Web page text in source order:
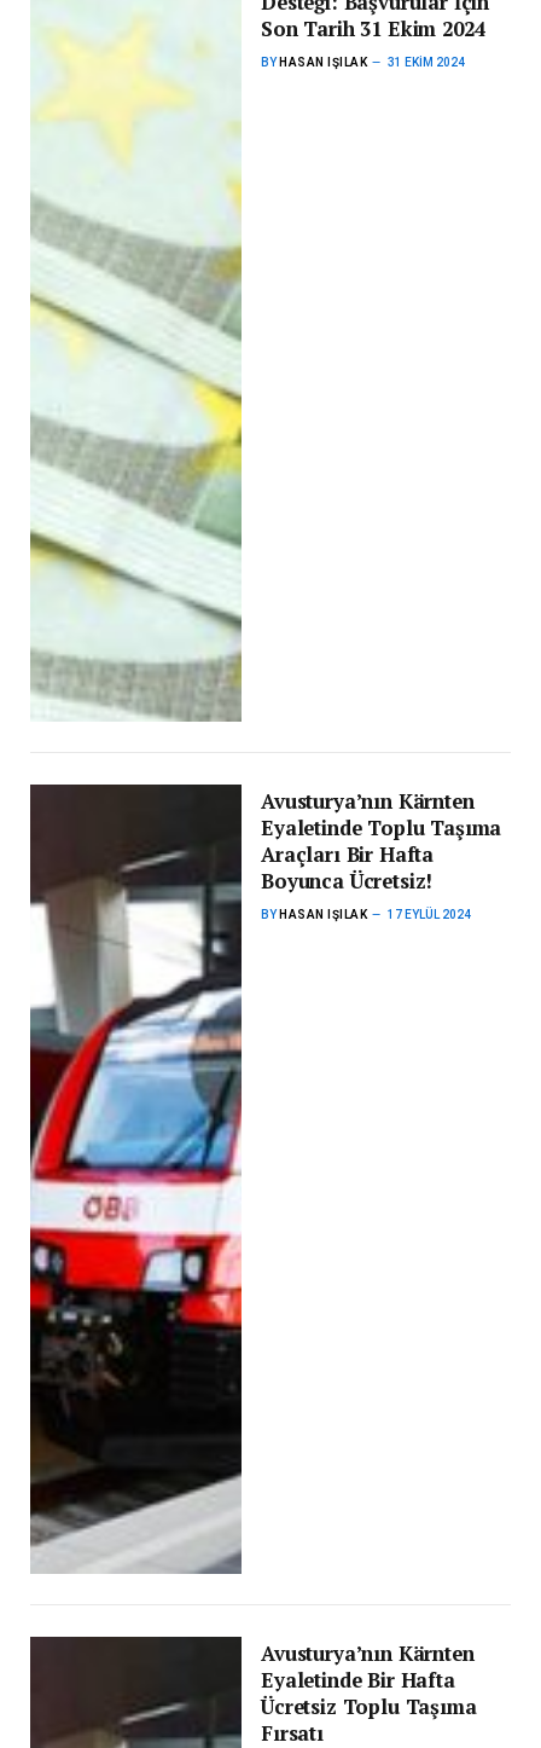
Son Tarih 31 Ekim 2024
BY HASAN IŞILAK 31 EKIM 2024
Avusturya’nın Kärnten
Eyaletinde Toplu Taşıma
Araçları Bir Hafta
Boyunca Ücretsiz!
BY HASAN IŞILAK 17 EYLÜL 2024
Avusturya’nın Kärnten
Eyaletinde Bir Hafta
Ücretsiz Toplu Taşıma
Fırsatı